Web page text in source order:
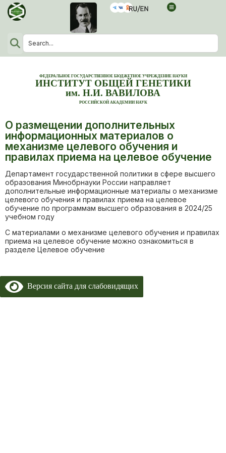
ФЕДЕРАЛЬНОЕ ГОСУДАРСТВЕННОЕ БЮДЖЕТНОЕ УЧРЕЖДЕНИЕ НАУКИ
ИНСТИТУТ ОБЩЕЙ ГЕНЕТИКИ
им. Н.И. ВАВИЛОВА
РОССИЙСКОЙ АКАДЕМИИ НАУК
О размещении дополнительных
информационных материалов о
механизме целевого обучения и
правилах приема на целевое обучение
Департамент государственной политики в сфере высшего
образования Минобрнауки России направляет
дополнительные информационные материалы о механизме
целевого обучения и правилах приема на целевое
обучение по программам высшего образования в 2024/25
учебном году
С материалами о механизме целевого обучения и правилах
приема на целевое обучение можно ознакомиться в
разделе Целевое обучение
Версия сайта для слабовидящих